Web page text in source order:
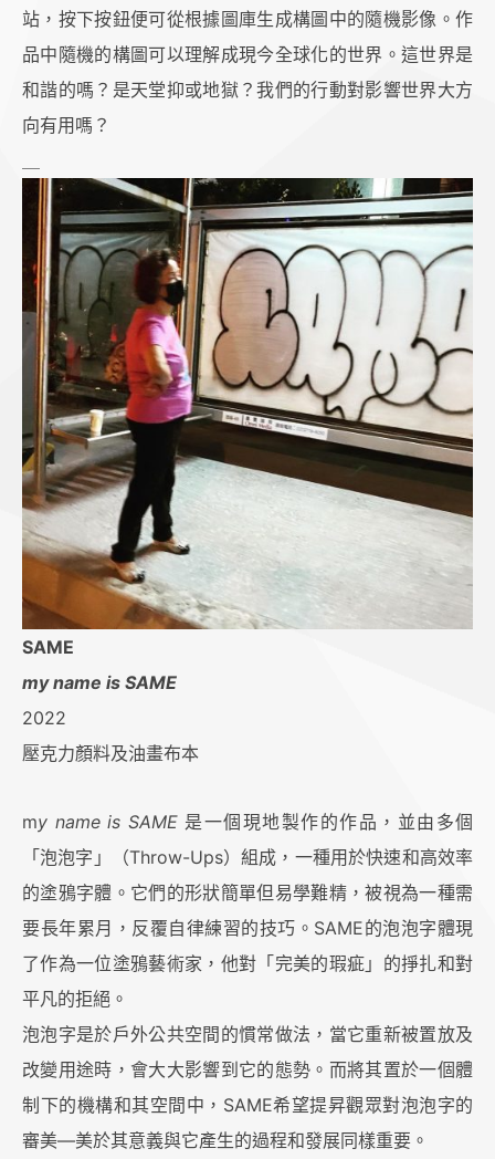
站，按下按鈕便可從根據圖庫生成構圖中的隨機影像。作
品中隨機的構圖可以理解成現今全球化的世界。這世界是
和諧的嗎？是天堂抑或地獄？我們的行動對影響世界大方
向有用嗎？
SAME
my name is SAME
2022
壓克力顏料及油畫布本
my name is SAME是一個現地製作的作品，並由多個
「泡泡字」（Throw-Ups）組成，一種用於快速和高效率
的塗鴉字體。它們的形狀簡單但易學難精，被視為一種需
要長年累月，反覆自律練習的技巧。SAME的泡泡字體現
了作為一位塗鴉藝術家，他對「完美的瑕疵」的掙扎和對
平凡的拒絕。
泡泡字是於戶外公共空間的慣常做法，當它重新被置放及
改變用途時，會大大影響到它的態勢。而將其置於一個體
制下的機構和其空間中，SAME希望提昇觀眾對泡泡字的
審美—美於其意義與它產生的過程和發展同樣重要。